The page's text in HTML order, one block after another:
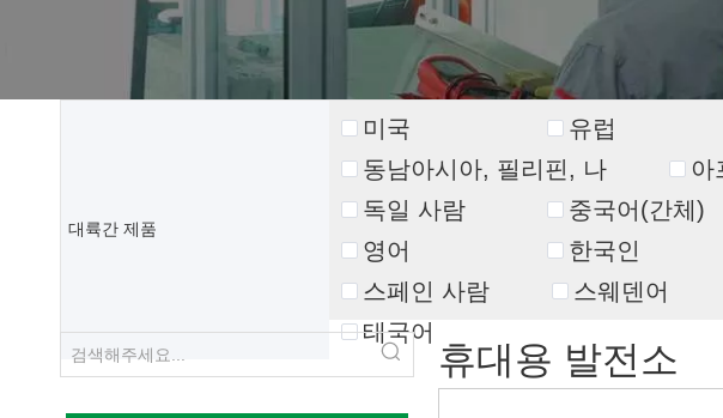
대륙간 제품
미국 유럽
동남아시아, 필리핀, 나
아
독일 사람
중국어(간체)
영어
한국인
스페인 사람
스웨덴어
태국어
휴대용 발전소